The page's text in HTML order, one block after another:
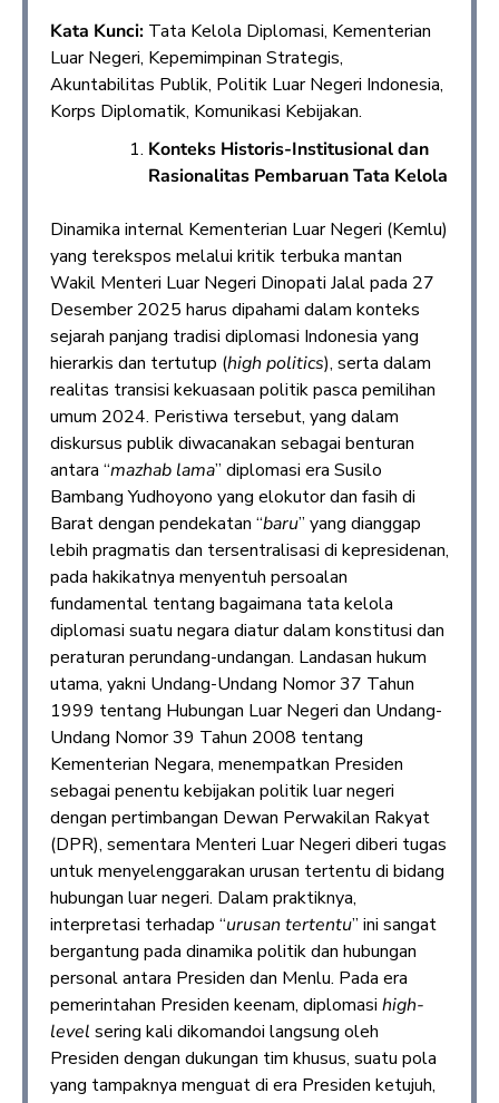
Kata Kunci: Tata Kelola Diplomasi, Kementerian
Luar Negeri, Kepemimpinan Strategis,
Akuntabilitas Publik, Politik Luar Negeri Indonesia,
Korps Diplomatik, Komunikasi Kebijakan.
Konteks Historis-Institusional dan
Rasionalitas Pembaruan Tata Kelola
Dinamika internal Kementerian Luar Negeri (Kemlu)
yang terekspos melalui kritik terbuka mantan
Wakil Menteri Luar Negeri Dinopati Jalal pada 27
Desember 2025 harus dipahami dalam konteks
sejarah panjang tradisi diplomasi Indonesia yang
hierarkis dan tertutup (high politics), serta dalam
realitas transisi kekuasaan politik pasca pemilihan
umum 2024. Peristiwa tersebut, yang dalam
diskursus publik diwacanakan sebagai benturan
antara “mazhab lama” diplomasi era Susilo
Bambang Yudhoyono yang elokutor dan fasih di
Barat dengan pendekatan “baru” yang dianggap
lebih pragmatis dan tersentralisasi di kepresidenan,
pada hakikatnya menyentuh persoalan
fundamental tentang bagaimana tata kelola
diplomasi suatu negara diatur dalam konstitusi dan
peraturan perundang-undangan. Landasan hukum
utama, yakni Undang-Undang Nomor 37 Tahun
1999 tentang Hubungan Luar Negeri dan Undang-
Undang Nomor 39 Tahun 2008 tentang
Kementerian Negara, menempatkan Presiden
sebagai penentu kebijakan politik luar negeri
dengan pertimbangan Dewan Perwakilan Rakyat
(DPR), sementara Menteri Luar Negeri diberi tugas
untuk menyelenggarakan urusan tertentu di bidang
hubungan luar negeri. Dalam praktiknya,
interpretasi terhadap “urusan tertentu” ini sangat
bergantung pada dinamika politik dan hubungan
personal antara Presiden dan Menlu. Pada era
pemerintahan Presiden keenam, diplomasi high-
level sering kali dikomandoi langsung oleh
Presiden dengan dukungan tim khusus, suatu pola
yang tampaknya menguat di era Presiden ketujuh,